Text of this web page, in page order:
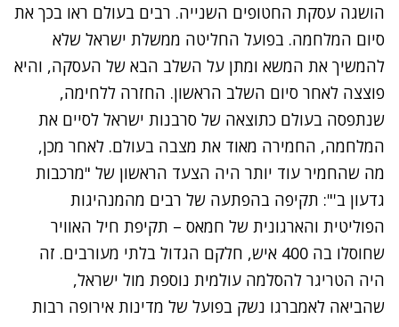
הושגה עסקת החטופים השנייה. רבים בעולם ראו בכך את
סיום המלחמה. בפועל החליטה ממשלת ישראל שלא
להמשיך את המשא ומתן על השלב הבא של העסקה, והיא
פוצצה לאחר סיום השלב הראשון. החזרה ללחימה,
שנתפסה בעולם כתוצאה של סרבנות ישראל לסיים את
המלחמה, החמירה מאוד את מצבה בעולם. לאחר מכן,
מה שהחמיר עוד יותר היה הצעד הראשון של "מרכבות
גדעון ב'": תקיפה בהפתעה של רבים מהמנהיגות
הפוליטית והארגונית של חמאס – תקיפת חיל האוויר
שחוסלו בה 400 איש, חלקם הגדול בלתי מעורבים. זה
היה הטריגר להסלמה עולמית נוספת מול ישראל,
שהביאה לאמברגו נשק בפועל של מדינות אירופה רבות